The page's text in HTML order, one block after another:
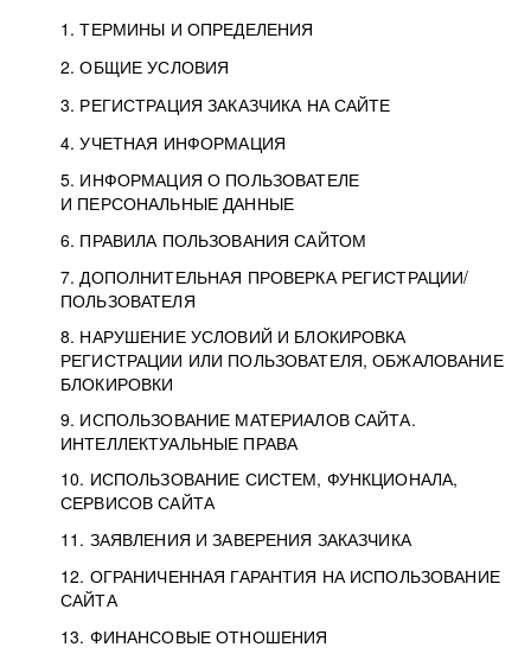
1. ТЕРМИНЫ И ОПРЕДЕЛЕНИЯ
2. ОБЩИЕ УСЛОВИЯ
3. РЕГИСТРАЦИЯ ЗАКАЗЧИКА НА САЙТЕ
4. УЧЕТНАЯ ИНФОРМАЦИЯ
5. ИНФОРМАЦИЯ О ПОЛЬЗОВАТЕЛЕ
И ПЕРСОНАЛЬНЫЕ ДАННЫЕ
6. ПРАВИЛА ПОЛЬЗОВАНИЯ САЙТОМ
7. ДОПОЛНИТЕЛЬНАЯ ПРОВЕРКА РЕГИСТРАЦИИ/
ПОЛЬЗОВАТЕЛЯ
8. НАРУШЕНИЕ УСЛОВИЙ И БЛОКИРОВКА
РЕГИСТРАЦИИ ИЛИ ПОЛЬЗОВАТЕЛЯ, ОБЖАЛОВАНИЕ
БЛОКИРОВКИ
9. ИСПОЛЬЗОВАНИЕ МАТЕРИАЛОВ САЙТА.
ИНТЕЛЛЕКТУАЛЬНЫЕ ПРАВА
10. ИСПОЛЬЗОВАНИЕ СИСТЕМ, ФУНКЦИОНАЛА,
СЕРВИСОВ САЙТА
11. ЗАЯВЛЕНИЯ И ЗАВЕРЕНИЯ ЗАКАЗЧИКА
12. ОГРАНИЧЕННАЯ ГАРАНТИЯ НА ИСПОЛЬЗОВАНИЕ
САЙТА
13. ФИНАНСОВЫЕ ОТНОШЕНИЯ